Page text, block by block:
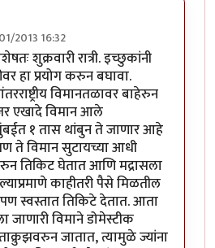
2013 16:32
शुक्रवारी रात्री. इच्छुकांनी
हा प्रयोग करुन बघावा.
विमानतळावर बाहेरुन
एखादे विमान आले
१ तास थांबुन ते जाणार आहे
ते विमान सुटायच्या आधी
तिकिट घेतात आणि मद्रासला
काहीतरी पैसे मिळतील
स्वस्तात तिकिटे देतात. आता
जाणारी विमाने डोमेस्टीक
जातात, त्यामुळे ज्यांना